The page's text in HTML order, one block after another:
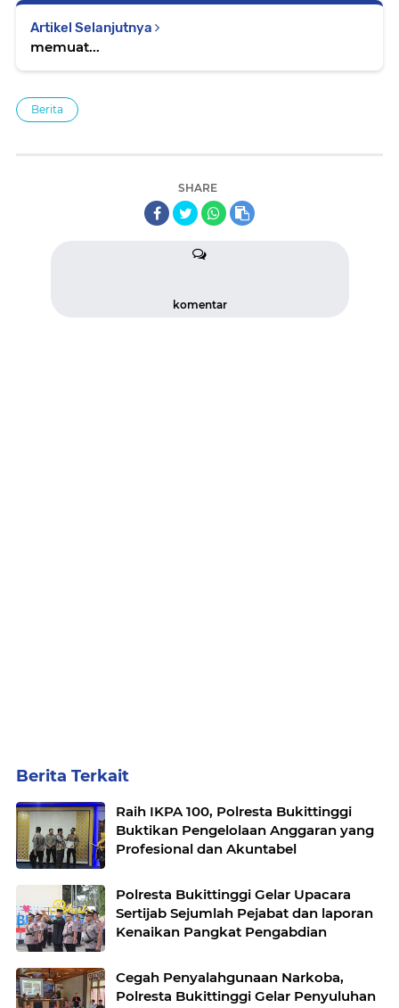
Artikel Selanjutnya
memuat...
Berita
SHARE
komentar
Berita Terkait
Raih IKPA 100, Polresta Bukittinggi
Buktikan Pengelolaan Anggaran yang
Profesional dan Akuntabel
Polresta Bukittinggi Gelar Upacara
Sertijab Sejumlah Pejabat dan laporan
Kenaikan Pangkat Pengabdian
Cegah Penyalahgunaan Narkoba,
Polresta Bukittinggi Gelar Penyuluhan